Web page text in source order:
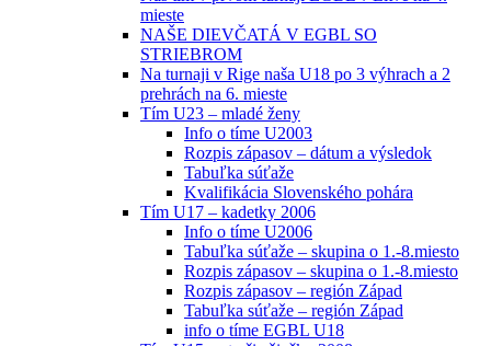
mieste
NAŠE DIEVČATÁ V EGBL SO
STRIEBROM
Na turnaji v Rige naša U18 po 3 výhrach a 2
prehrách na 6. mieste
Tím U23 – mladé ženy
Info o tíme U2003
Rozpis zápasov – dátum a výsledok
Tabuľka súťaže
Kvalifikácia Slovenského pohára
Tím U17 – kadetky 2006
Info o tíme U2006
Tabuľka súťaže – skupina o 1.-8.miesto
Rozpis zápasov – skupina o 1.-8.miesto
Rozpis zápasov – región Západ
Tabuľka súťaže – región Západ
info o tíme EGBL U18